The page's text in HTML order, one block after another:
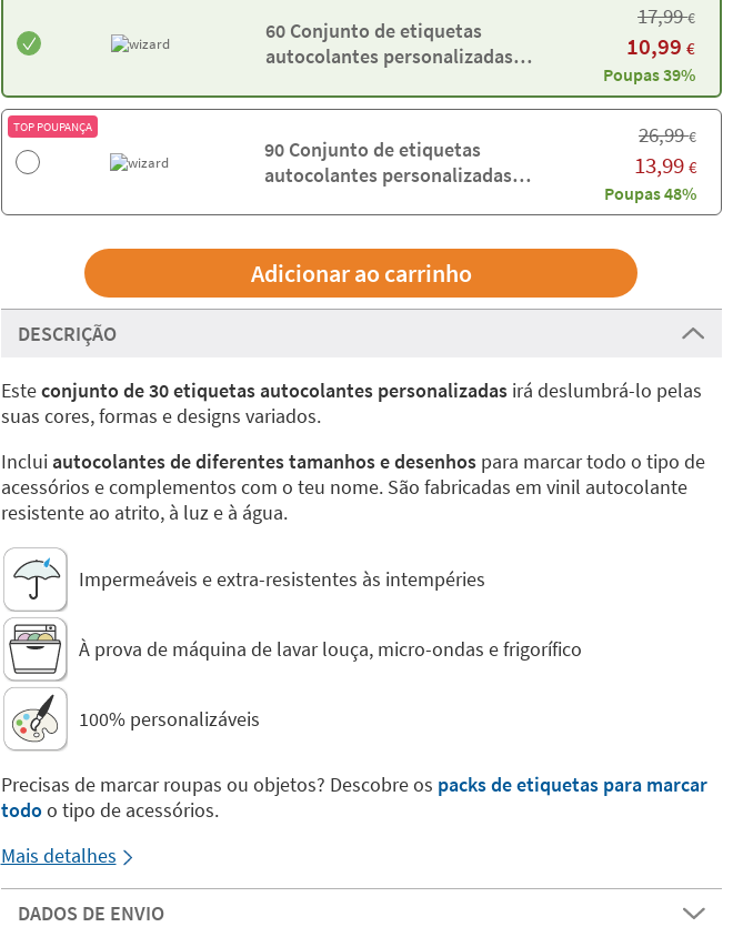
60 Conjunto de etiquetas
autocolantes personalizadas
17,99€
10,99 €
Poupas 39%
TOP POUPANÇA
90 Conjunto de etiquetas
autocolantes personalizadas
26,99€
13,99 €
Poupas 48%
DESCRIÇÃO
Esteconjunto de 30 etiquetas autocolantes personalizadasirá deslumbrá-lo pelas
suas cores, formas e designs variados.
Incluiautocolantes de diferentes tamanhos e desenhospara marcar todo o tipo de
acessórios e complementos com o teu nome. São fabricadas em vinil autocolante
resistente ao atrito, à luz e à água.
Impermeáveis e extra-resistentes às intempéries
À prova de máquina de lavar louça, micro-ondas e frigorífico
100% personalizáveis
Precisas de marcar roupas ou objetos? Descobre os packs de etiquetas para marcar
todoo tipo de acessórios.
Mais detalhes
DADOS DE ENVIO